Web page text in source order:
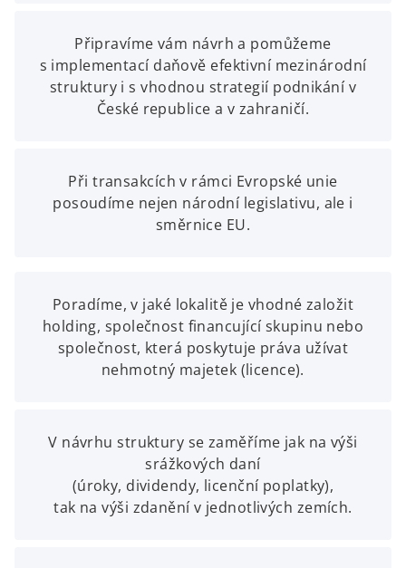
Připravíme vám návrh a pomůžeme
s implementací daňově efektivní mezinárodní
struktury i s vhodnou strategií podnikání v
České republice a v zahraničí.
Při transakcích v rámci Evropské unie
posoudíme nejen národní legislativu, ale i
směrnice EU.
Poradíme, v jaké lokalitě je vhodné založit
holding, společnost financující skupinu nebo
společnost, která poskytuje práva užívat
nehmotný majetek (licence).
V návrhu struktury se zaměříme jak na výši
srážkových daní
(úroky, dividendy, licenční poplatky),
tak na výši zdanění v jednotlivých zemích.